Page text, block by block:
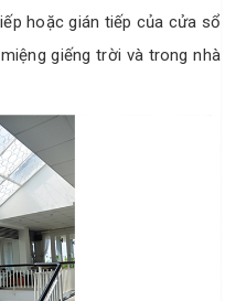
hoặc gián tiếp của cửa sổ
giếng trời và trong nhà